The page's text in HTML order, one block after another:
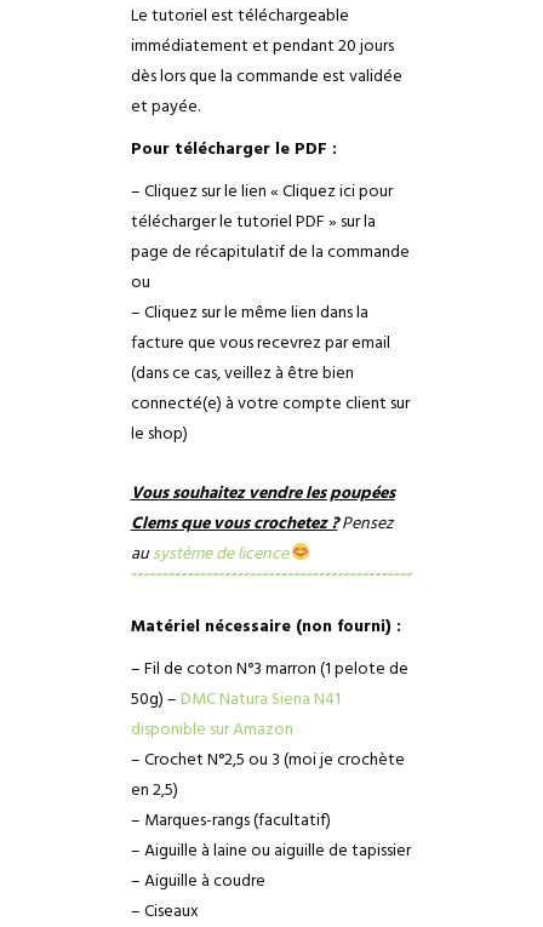
Le tutoriel est téléchargeable
immédiatement et pendant 20 jours
dès lors que la commande est validée
et payée.
Pour télécharger le PDF :
– Cliquez sur le lien « Cliquez ici pour
télécharger le tutoriel PDF » sur la
page de récapitulatif de la commande
ou
– Cliquez sur le même lien dans la
facture que vous recevrez par email
(dans ce cas, veillez à être bien
connecté(e) à votre compte client sur
le shop)
Vous souhaitez vendre les poupées
Clems que vous crochetez ?Pensez
ausystème de licence
Matériel nécessaire (non fourni) :
– Fil de coton N°3 marron (1 pelote de
50g) – DMC Natura Siena N41
disponible sur Amazon
– Crochet N°2,5 ou 3 (moi je crochète
en 2,5)
– Marques-rangs (facultatif)
– Aiguille à laine ou aiguille de tapissier
– Aiguille à coudre
– Ciseaux